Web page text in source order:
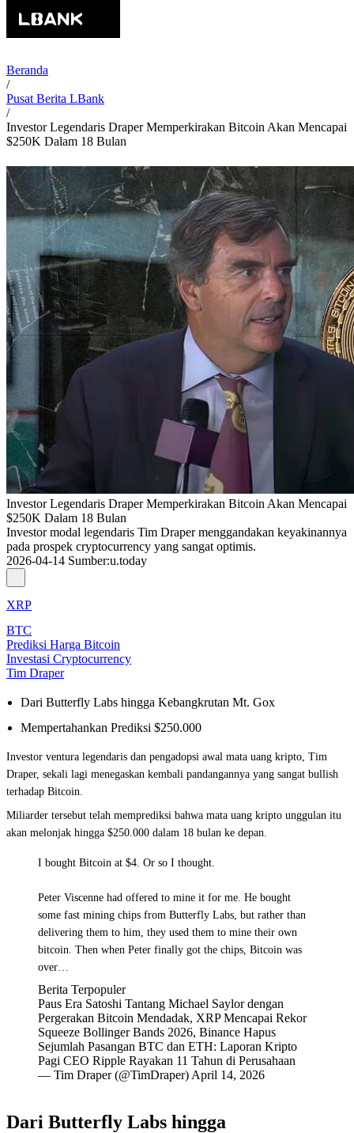
Beranda
/
Pusat Berita LBank
/
Investor Legendaris Draper Memperkirakan Bitcoin Akan Mencapai
$250K Dalam 18 Bulan
Investor Legendaris Draper Memperkirakan Bitcoin Akan Mencapai
$250K Dalam 18 Bulan
Investor modal legendaris Tim Draper menggandakan keyakinannya
pada prospek cryptocurrency yang sangat optimis.
2026-04-14 Sumber:u.today
XRP
BTC
Prediksi Harga Bitcoin
Investasi Cryptocurrency
Tim Draper
Dari Butterfly Labs hingga Kebangkrutan Mt. Gox
Mempertahankan Prediksi $250.000
Investor ventura legendaris dan pengadopsi awal mata uang kripto, Tim
Draper, sekali lagi menegaskan kembali pandangannya yang sangat bullish
terhadap Bitcoin.
Miliarder tersebut telah memprediksi bahwa mata uang kripto unggulan itu
akan melonjak hingga $250.000 dalam 18 bulan ke depan.
I bought Bitcoin at $4. Or so I thought.
Peter Viscenne had offered to mine it for me. He bought
some fast mining chips from Butterfly Labs, but rather than
delivering them to him, they used them to mine their own
bitcoin. Then when Peter finally got the chips, Bitcoin was
over…
Berita Terpopuler
Paus Era Satoshi Tantang Michael Saylor dengan
Pergerakan Bitcoin Mendadak, XRP Mencapai Rekor
Squeeze Bollinger Bands 2026, Binance Hapus
Sejumlah Pasangan BTC dan ETH: Laporan Kripto
Pagi CEO Ripple Rayakan 11 Tahun di Perusahaan
— Tim Draper (@TimDraper) April 14, 2026
Dari Butterfly Labs hingga